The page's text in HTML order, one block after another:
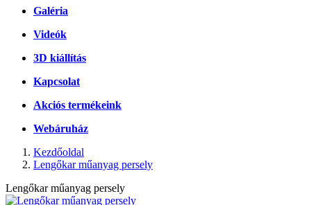
Galéria
Videók
3D kiállítás
Kapcsolat
Akciós termékeink
Webáruház
Kezdőoldal
Lengőkar műanyag persely
Lengőkar műanyag persely